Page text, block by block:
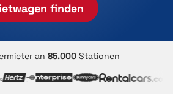
finden
an 85.000 Stationen